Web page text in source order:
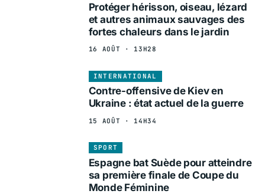
Protéger hérisson, oiseau, lézard
et autres animaux sauvages des
fortes chaleurs dans le jardin
16 AOÛT · 13H28
INTERNATIONAL
Contre-offensive de Kiev en
Ukraine : état actuel de la guerre
15 AOÛT · 14H34
SPORT
Espagne bat Suède pour atteindre
sa première finale de Coupe du
Monde Féminine